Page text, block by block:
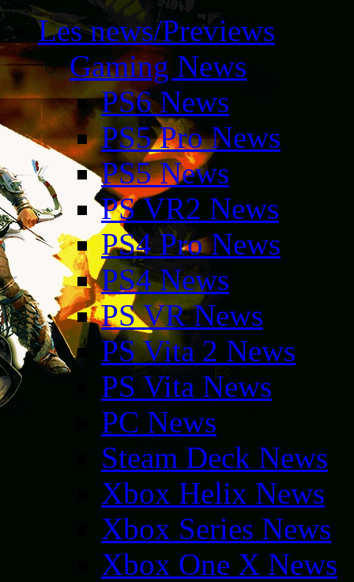
Les news/Previews
Gaming News
PS6 News
PS5 Pro News
PS5 News
PS VR2 News
PS4 Pro News
PS4 News
PS VR News
PS Vita 2 News
PS Vita News
PC News
Steam Deck News
Xbox Helix News
Xbox Series News
Xbox One X News